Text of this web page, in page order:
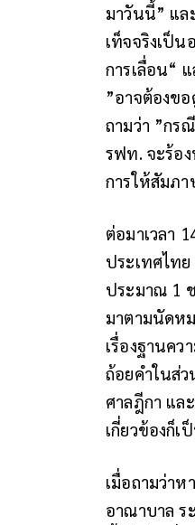
มาวันนี้” แล
เท็จจริงเป็
การเลื่อน“
”อาจต้องข
ถามว่า ”กร
รฟท. จะร้อ
การให้สัมภ
ต่อมาเวลา
ประเทศไท
ประมาณ 1
มาตามนัดห
เรื่องฐานคว
ถ้อยคำในส่
ศาลฎีกา แล
เกี่ยวข้องก็
เมื่อถามว่า
อาณาบาล ร